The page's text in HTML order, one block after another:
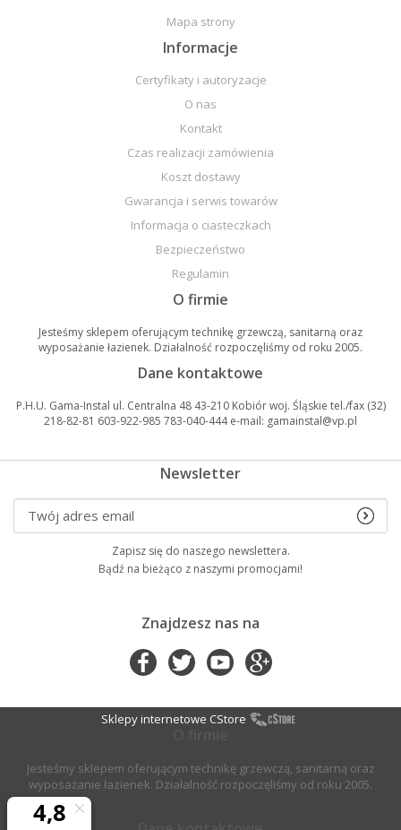
Mapa strony
Informacje
Certyfikaty i autoryzacje
O nas
Kontakt
Czas realizacji zamówienia
Koszt dostawy
Gwarancja i serwis towarów
Informacja o ciasteczkach
Bezpieczeństwo
Regulamin
O firmie
Jesteśmy sklepem oferującym technikę grzewczą, sanitarną oraz
wyposażanie łazienek. Działalność rozpoczęliśmy od roku 2005.
Dane kontaktowe
P.H.U. Gama-Instal ul. Centralna 48 43-210 Kobiór woj. Śląskie tel./fax (32)
218-82-81 603-922-985 783-040-444 e-mail: gamainstal@vp.pl
Newsletter
Zapisz się do naszego newslettera.
Bądź na bieżąco z naszymi promocjami!
Znajdzesz nas na
Sklepy internetowe CStore
Jesteśmy sklepem oferującym technikę grzewczą, sanitarną oraz
wyposażanie łazienek. Działalność rozpoczęliśmy od roku 2005.